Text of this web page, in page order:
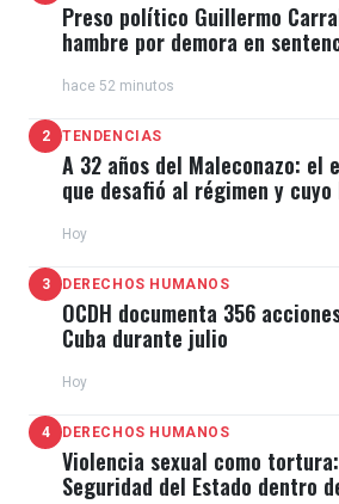
Preso político Guillermo
hambre por demora en
hace 52 minutos
2 TENDENCIAS
A 32 años del Maleconazo: el
que desafió al régimen y
Hoy
3 DERECHOS HUMANOS
OCDH documenta 356
Cuba durante julio
Hoy
4 DERECHOS HUMANOS
Violencia sexual como
Seguridad del Estado dentro